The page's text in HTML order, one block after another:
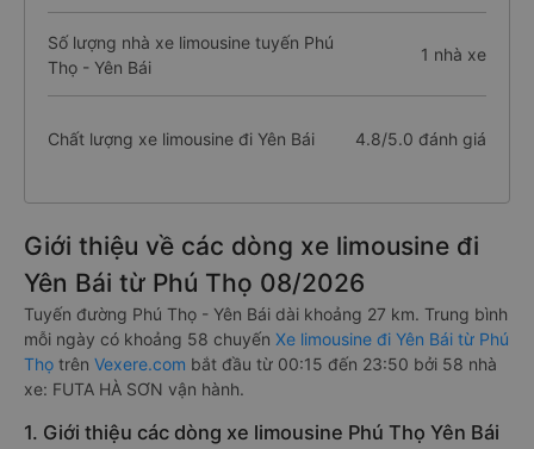
Số lượng nhà xe limousine tuyến Phú
Thọ - Yên Bái
1 nhà xe
Chất lượng xe limousine đi Yên Bái 4.8/5.0 đánh giá
Giới thiệu về các dòng xe limousine đi
Yên Bái từ Phú Thọ 08/2026
Tuyến đường Phú Thọ - Yên Bái dài khoảng 27 km. Trung bình
mỗi ngày có khoảng 58 chuyến Xe limousine đi Yên Bái từ Phú
Thọ trên Vexere.com bắt đầu từ 00:15 đến 23:50 bởi 58 nhà
xe: FUTA HÀ SƠN vận hành.
1. Giới thiệu các dòng xe limousine Phú Thọ Yên Bái